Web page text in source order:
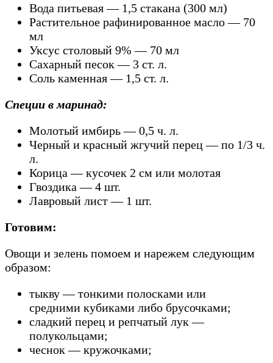
Вода питьевая — 1,5 стакана (300 мл)
Растительное рафинированное масло — 70
мл
Уксус столовый 9% — 70 мл
Сахарный песок — 3 ст. л.
Соль каменная — 1,5 ст. л.
Специи в маринад:
Молотый имбирь — 0,5 ч. л.
Черный и красный жгучий перец — по 1/3 ч.
л.
Корица — кусочек 2 см или молотая
Гвоздика — 4 шт.
Лавровый лист — 1 шт.
Готовим:
Овощи и зелень помоем и нарежем следующим
образом:
тыкву — тонкими полосками или
средними кубиками либо брусочками;
сладкий перец и репчатый лук —
полукольцами;
чеснок — кружочками;